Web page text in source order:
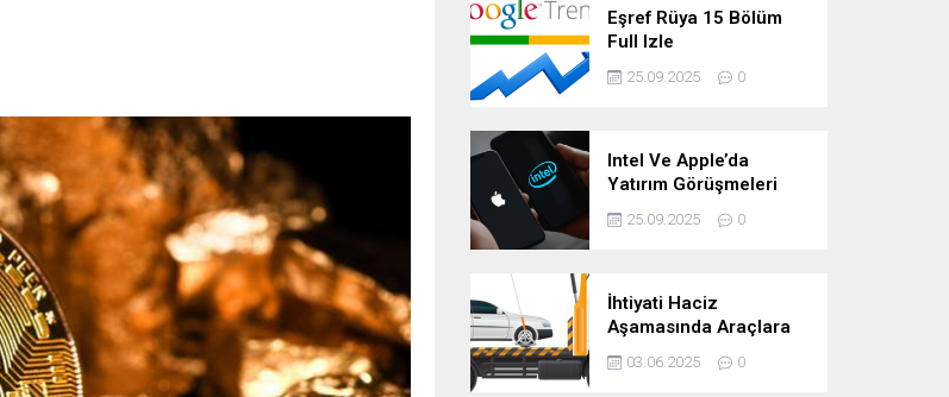
Eşref Rüya 15 Bölüm
Full Izle
25.09.2025 0
Intel Ve Apple’da
Yatırım Görüşmeleri
Başladı
25.09.2025 0
İhtiyati Haciz
Aşamasında Araçlara
Yakalama Şerhi
Konulamaz!
03.06.2025 0